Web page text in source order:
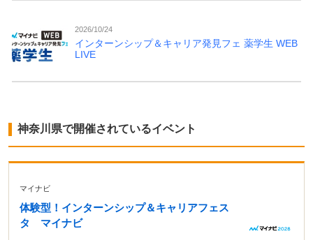
2026/10/24
インターンシップ＆キャリア発見フェ 薬学生 WEB
LIVE
神奈川県で開催されているイベント
マイナビ
体験型！インターンシップ＆キャリアフェス
タ マイナビ